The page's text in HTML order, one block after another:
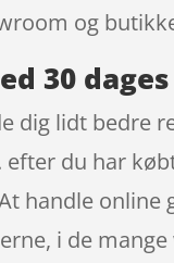
og
30
dig lidt bedre
du har
handle online
i de